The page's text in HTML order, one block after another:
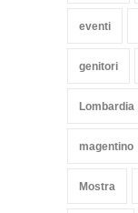
eventi
genitori
Lombardia
magentino
Mostra